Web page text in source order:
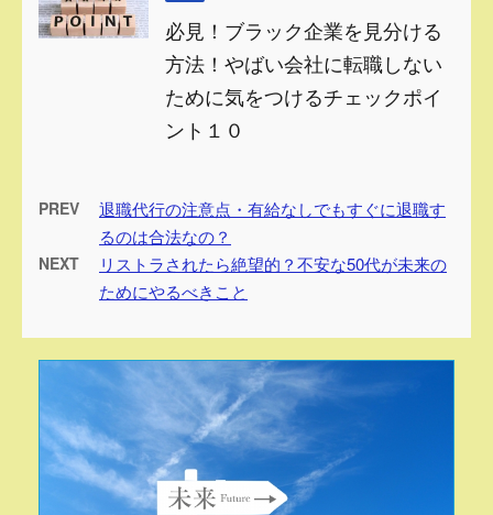
必見！ブラック企業を見分ける
方法！やばい会社に転職しない
ために気をつけるチェックポイ
ント１０
PREV
退職代行の注意点・有給なしでもすぐに退職す
るのは合法なの？
NEXT
リストラされたら絶望的？不安な50代が未来の
ためにやるべきこと